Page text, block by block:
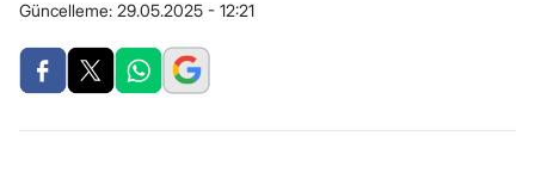
Güncelleme: 29.05.2025 - 12:21